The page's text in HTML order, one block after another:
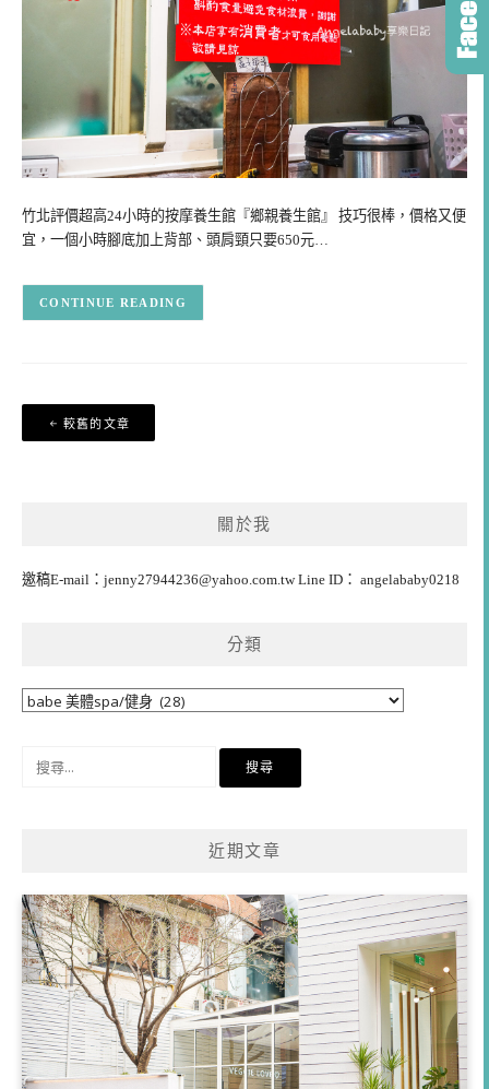
竹北評價超高24小時的按摩養生館『鄉親養生館』 技巧很棒，價格又便
宜，一個小時腳底加上背部、頭肩頸只要650元…
CONTINUE READING
文
章
較舊的文章
關於我
邀稿E-mail： jenny27944236@yahoo.com.twLine ID： angelababy0218
分類
分
近期文章